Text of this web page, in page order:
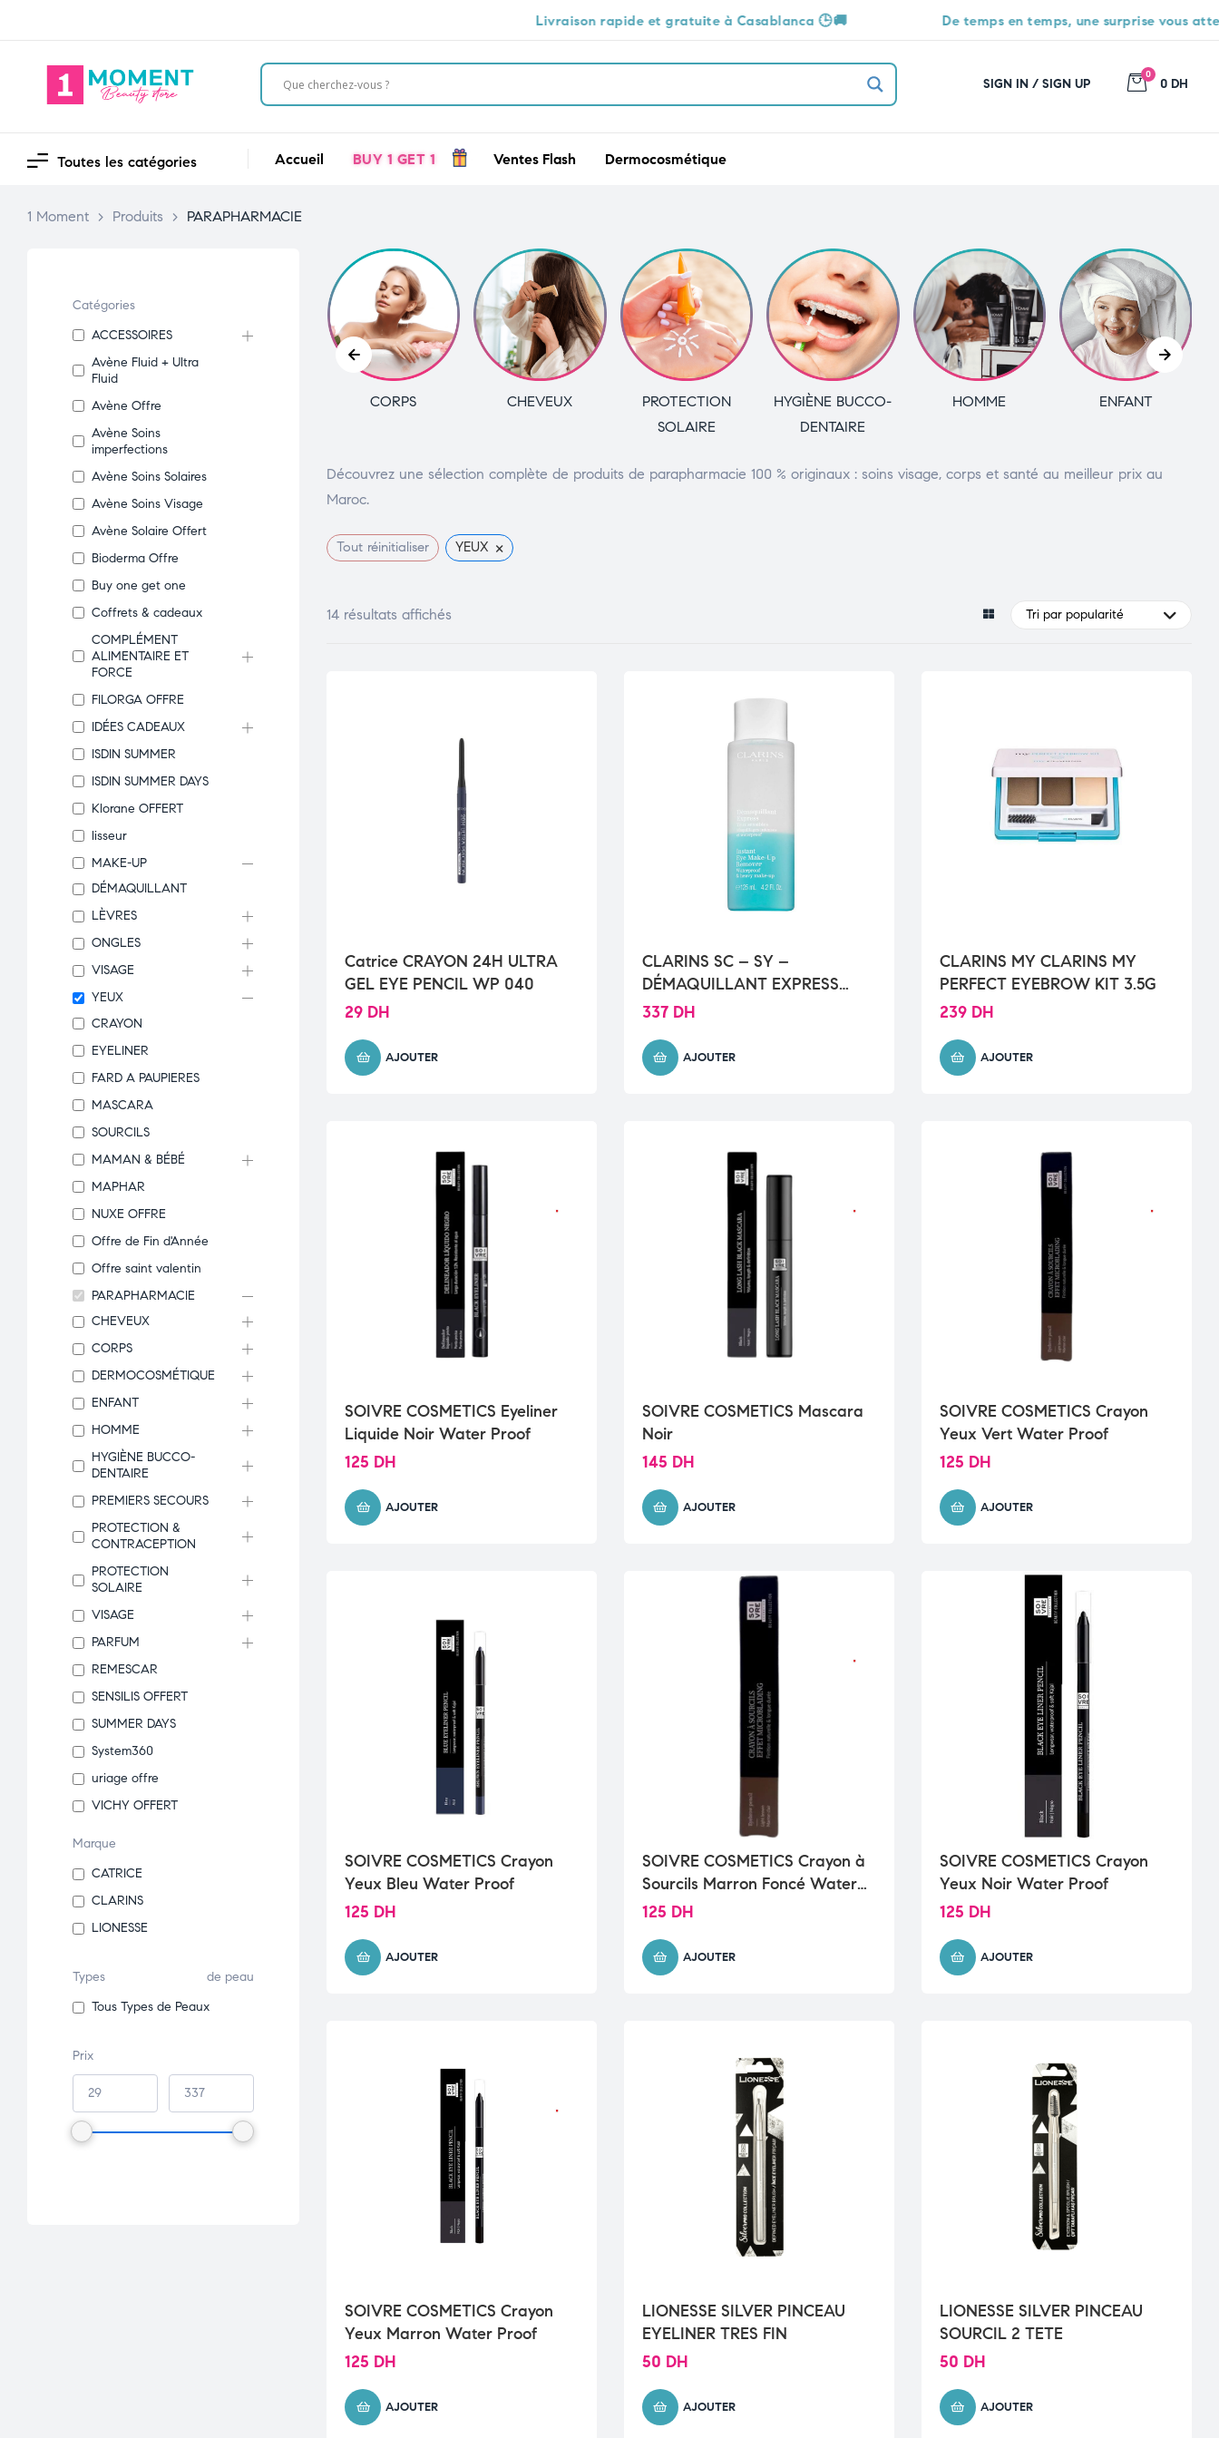
Livraison rapide et gratuite à Casablanca 🕒🚚 De temps en temps, une surprise vous attend 🎁
SIGN IN / SIGN UP
0
0 DH
Toutes les catégories Accueil BUY 1 GET 1 Ventes Flash Dermocosmétique
1 Moment > Produits > PARAPHARMACIE
CORPS CHEVEUX
PROTECTION
SOLAIRE
HYGIÈNE BUCCO-
DENTAIRE
HOMME
ENFANT
Découvrez une sélection complète de produits de parapharmacie 100 % originaux : soins visage, corps et santé au meilleur prix au
Maroc.
Tout réinitialiser YEUX ×
14 résultats affichés Tri par popularité
Catrice CRAYON 24H ULTRA
GEL EYE PENCIL WP 040
29 DH
AJOUTER
CLARINS SC – SY –
DÉMAQUILLANT EXPRESS
POUR LES YEUX
337 DH
AJOUTER
CLARINS MY CLARINS MY
PERFECT EYEBROW KIT 3.5G
239 DH
AJOUTER
SOIVRE COSMETICS Eyeliner
Liquide Noir Water Proof
125 DH
AJOUTER
SOIVRE COSMETICS Mascara
Noir
145 DH
AJOUTER
SOIVRE COSMETICS Crayon
Yeux Vert Water Proof
125 DH
AJOUTER
SOIVRE COSMETICS Crayon
Yeux Bleu Water Proof
125 DH
AJOUTER
SOIVRE COSMETICS Crayon à
Sourcils Marron Foncé Water
Proof
125 DH
AJOUTER
SOIVRE COSMETICS Crayon
Yeux Noir Water Proof
125 DH
AJOUTER
SOIVRE COSMETICS Crayon
Yeux Marron Water Proof
125 DH
AJOUTER
LIONESSE SILVER PINCEAU
EYELINER TRES FIN
50 DH
AJOUTER
LIONESSE SILVER PINCEAU
SOURCIL 2 TETE
50 DH
AJOUTER
Catégories
ACCESSOIRES
Avène Fluid + Ultra
Fluid
Avène Offre
Avène Soins
imperfections
Avène Soins Solaires
Avène Soins Visage
Avène Solaire Offert
Bioderma Offre
Buy one get one
Coffrets & cadeaux
COMPLÉMENT
ALIMENTAIRE ET
FORCE
FILORGA OFFRE
IDÉES CADEAUX
ISDIN SUMMER
ISDIN SUMMER DAYS
Klorane OFFERT
lisseur
MAKE-UP
DÉMAQUILLANT
LÈVRES
ONGLES
VISAGE
YEUX
CRAYON
EYELINER
FARD A PAUPIERES
MASCARA
SOURCILS
MAMAN & BÉBÉ
MAPHAR
NUXE OFFRE
Offre de Fin d'Année
Offre saint valentin
PARAPHARMACIE
CHEVEUX
CORPS
DERMOCOSMÉTIQUE
ENFANT
HOMME
HYGIÈNE BUCCO-
DENTAIRE
PREMIERS SECOURS
PROTECTION &
CONTRACEPTION
PROTECTION
SOLAIRE
VISAGE
PARFUM
REMESCAR
SENSILIS OFFERT
SUMMER DAYS
System360
uriage offre
VICHY OFFERT
Marque
CATRICE
CLARINS
LIONESSE
Types
de peau
Tous Types de Peaux
Prix